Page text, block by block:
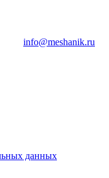
info@meshanik.ru
данных